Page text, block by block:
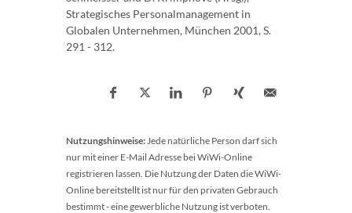
Strategisches Personalmanagement in
Globalen Unternehmen, München 2001, S.
291 - 312.
Nutzungshinweise:Jede natürliche Person darf sich
nur mit einer E-Mail Adresse bei WiWi-Online
registrieren lassen. Die Nutzung der Daten die WiWi-
Online bereitstellt ist nur für den privaten Gebrauch
bestimmt - eine gewerbliche Nutzung ist verboten.